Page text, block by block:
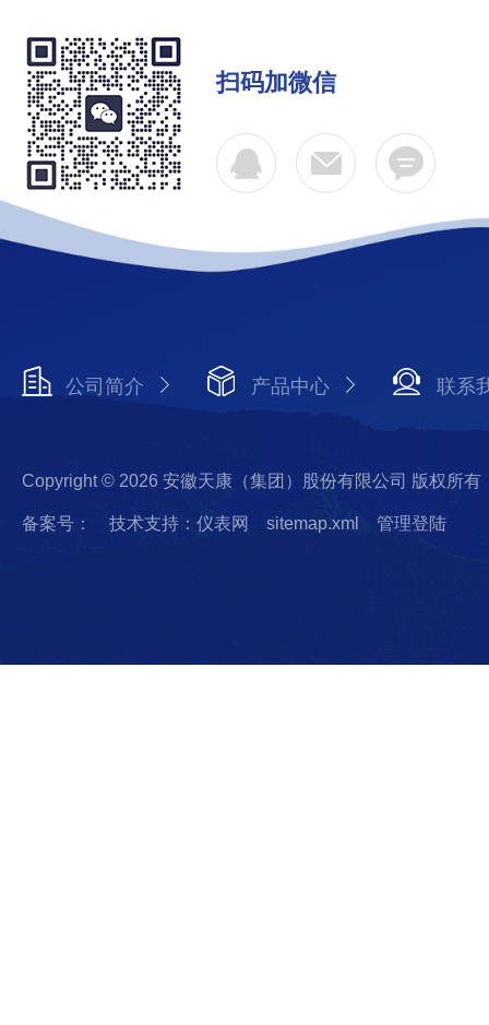
扫码加微信
公司简介 产品中心 联系
Copyright © 2026 安徽天康（集团）股份有限公司 版权所有
备案号： 技术支持：仪表网 sitemap.xml 管理登陆